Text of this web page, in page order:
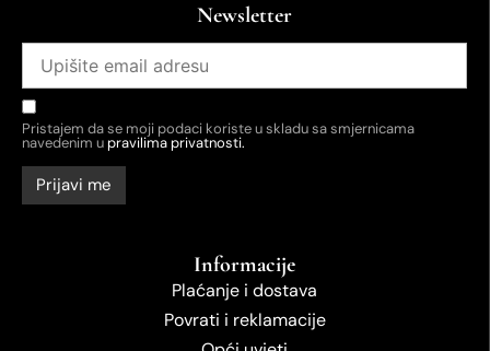
Newsletter
Pristajem da se moji podaci koriste u skladu sa smjernicama
navedenim upravilima privatnosti.
Informacije
Plaćanje i dostava
Povrati i reklamacije